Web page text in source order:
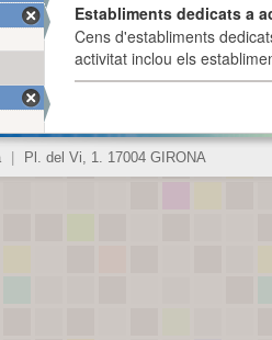
Establiments dedicats a
Cens d'establiments
activitat inclou els
Pl. del Vi, 1. 17004 GIRONA